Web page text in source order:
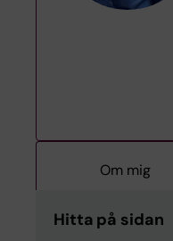
Om mig
Hitta på sidan